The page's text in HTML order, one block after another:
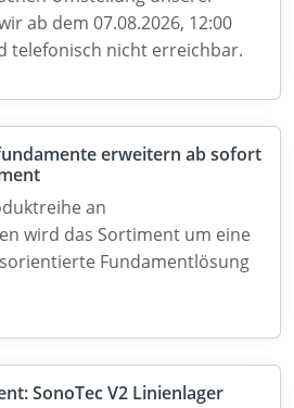
ab dem 07.08.2026, 12:00
telefonisch nicht erreichbar.
erweitern ab sofort
an
wird das Sortiment um eine
Fundamentlösung
SonoTec V2 Linienlager